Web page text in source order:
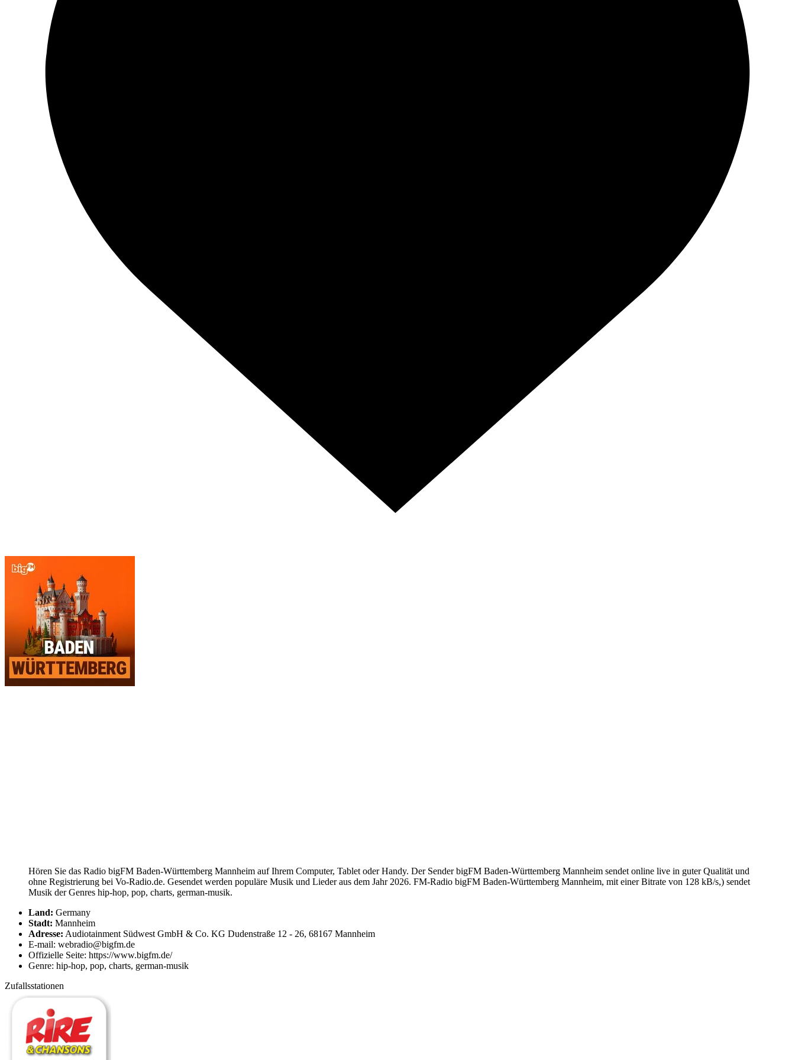
Hören Sie das Radio bigFM Baden-Württemberg Mannheim auf Ihrem Computer, Tablet oder Handy. Der Sender bigFM Baden-Württemberg Mannheim sendet online live in guter Qualität und
ohne Registrierung bei Vo-Radio.de. Gesendet werden populäre Musik und Lieder aus dem Jahr 2026. FM-Radio bigFM Baden-Württemberg Mannheim, mit einer Bitrate von 128 kB/s,) sendet
Musik der Genres hip-hop, pop, charts, german-musik.
Land: Germany
Stadt: Mannheim
Adresse: Audiotainment Südwest GmbH & Co. KG Dudenstraße 12 - 26, 68167 Mannheim
E-mail: webradio@bigfm.de
Offizielle Seite: https://www.bigfm.de/
Genre: hip-hop, pop, charts, german-musik
Zufallsstationen